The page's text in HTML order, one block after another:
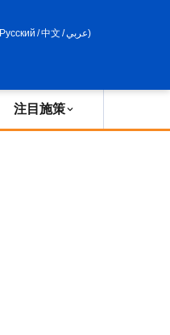
Русский /中文 /عربي)
注目施策